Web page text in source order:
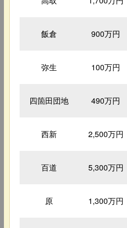
飯倉 900万円
弥生 100万円
四箇田団地 490万円
西新 2,500万円
百道 5,300万円
原 1,300万円